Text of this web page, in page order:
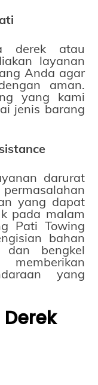
derek atau
layanan
Anda agar
aman.
yang kami
jenis barang
darurat
yang dapat
pada malam
Pati Towing
bahan
dan bengkel
yang